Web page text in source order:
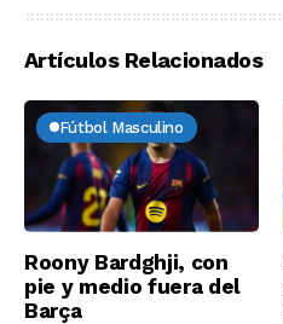
Artículos Relacionados
Fútbol Masculino
Roony Bardghji, con
pie y medio fuera del
Barça